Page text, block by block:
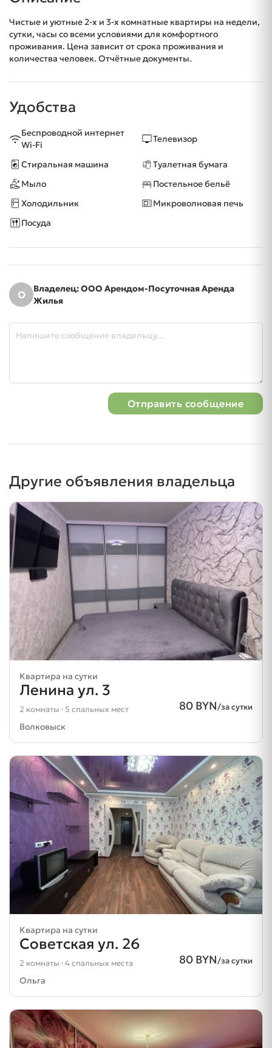
Чистые и уютные 2-х и 3-х комнатные квартиры на недели,
сутки, часы со всеми условиями для комфортного
проживания. Цена зависит от срока проживания и
количества человек. Отчётные документы.
Удобства
Беспроводной интернет
Wi-Fi
Телевизор
Стиральная машина
Туалетная бумага
Мыло
Постельное бельё
Холодильник
Микроволновая печь
Посуда
О
Владелец: ООО Арендом-Посуточная Аренда
Жилья
Отправить сообщение
Другие объявления владельца
Квартира на сутки
Ленина ул. 3
80 BYN/за сутки
2 комнаты · 5 спальных мест
Волковыск
Квартира на сутки
Советская ул. 26
80 BYN/за сутки
2 комнаты · 4 спальных места
Ольга